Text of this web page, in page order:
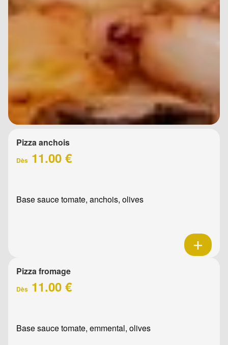
Pizza anchois
Dès 11.00 €
Base sauce tomate, anchois, olives
Pizza fromage
Dès 11.00 €
Base sauce tomate, emmental, olives